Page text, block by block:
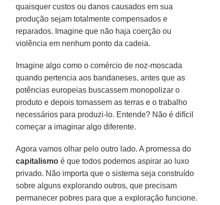
quaisquer custos ou danos causados em sua
produção sejam totalmente compensados e
reparados. Imagine que não haja coerção ou
violência em nenhum ponto da cadeia.
Imagine algo como o comércio de noz-moscada
quando pertencia aos bandaneses, antes que as
potências europeias buscassem monopolizar o
produto e depois tomassem as terras e o trabalho
necessários para produzi-lo. Entende? Não é difícil
começar a imaginar algo diferente.
Agora vamos olhar pelo outro lado. A promessa do
capitalismo é que todos podemos aspirar ao luxo
privado. Não importa que o sistema seja construído
sobre alguns explorando outros, que precisam
permanecer pobres para que a exploração funcione.